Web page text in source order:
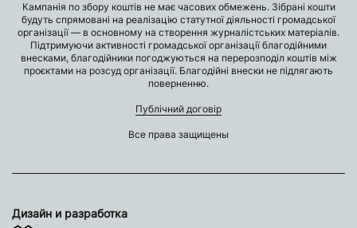
Кампанія по збору коштів не має часових обмежень. Зібрані кошти
будуть спрямовані на реалізацію статутної діяльності громадської
організації — в основному на створення журналістських матеріалів.
Підтримуючи активності громадської організації благодійними
внесками, благодійники погоджуються на перерозподіл коштів між
проєктами на розсуд організації. Благодійні внески не підлягають
поверненню.
Публічний договір
Все права защищены
Дизайн и разработка